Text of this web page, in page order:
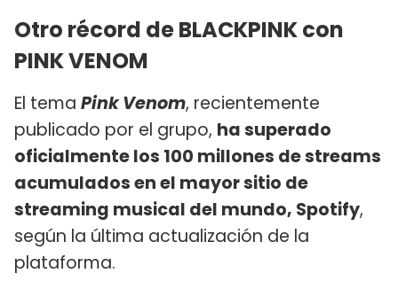
Otro récord de BLACKPINK con
PINK VENOM
El tema Pink Venom, recientemente
publicado por el grupo, ha superado
oficialmente los 100 millones de streams
acumulados en el mayor sitio de
streaming musical del mundo, Spotify,
según la última actualización de la
plataforma.